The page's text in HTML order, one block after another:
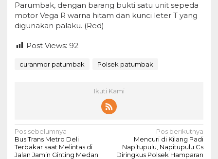
Parumbak, dengan barang bukti satu unit sepeda
motor Vega R warna hitam dan kunci leter T yang
digunakan palaku. (Red)
Post Views: 92
curanmor patumbak Polsek patumbak
Ikuti Kami
N
a
Pos sebelumnya
Bus Trans Metro Deli
Terbakar saat Melintas di
Jalan Jamin Ginting Medan
Pos berikutnya
Mencuri di Kilang Padi
Napitupulu, Napitupulu Cs
Diringkus Polsek Hamparan